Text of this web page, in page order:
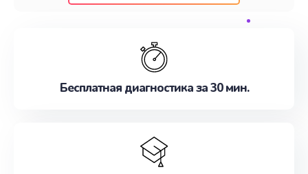
наилучшим образом. Не медлите записаться на
Бесплатная диагностика за 30 мин.